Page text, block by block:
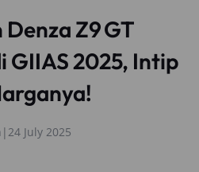
Denza Z9 GT
GIIAS 2025, Intip
| 24 July 2025